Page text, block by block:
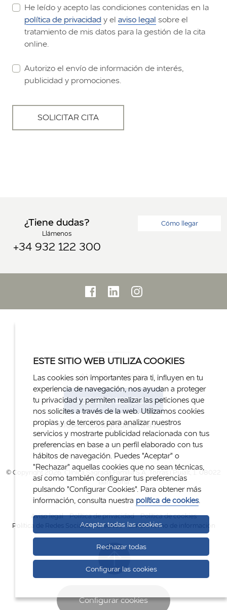
He leído y acepto las condiciones contenidas en la
política de privacidad y el aviso legal sobre el
tratamiento de mis datos para la gestión de la cita
online.
Autorizo el envío de información de interés,
publicidad y promociones.
SOLICITAR CITA
¿Tiene dudas?
Llámenos
+34 932 122 300
Cómo llegar
Atención al cliente
+34 932 122 300
info@clinicasagradafamilia.com
© Copyright 2026. Clínica Sagrada Família S.A. Torras i Pujalt, 1. 08022
Barcelona
Aviso legal Política de privacidad
Política de cookies
Política de Redes Sociales
Créditos Canal interno de información
Configurar cookies
ESTE SITIO WEB UTILIZA COOKIES
Las cookies son importantes para ti, influyen en tu
experiencia de navegación, nos ayudan a proteger
tu privacidad y permiten realizar las peticiones que
nos solicites a través de la web. Utilizamos cookies
propias y de terceros para analizar nuestros
servicios y mostrarte publicidad relacionada con tus
preferencias en base a un perfil elaborado con tus
hábitos de navegación. Puedes "Aceptar" o
"Rechazar" aquellas cookies que no sean técnicas,
así como también configurar tus preferencias
pulsando "Configurar Cookies". Para obtener más
información, consulta nuestra política de cookies.
Aceptar todas las cookies
Rechazar todas
Configurar las cookies